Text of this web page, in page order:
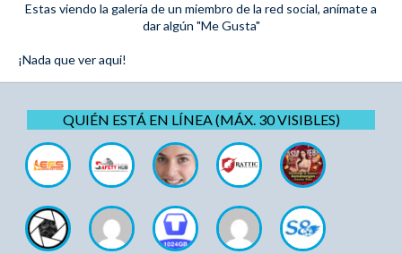
Estas viendo la galería de un miembro de la red social, anímate a
dar algún "Me Gusta"
¡Nada que ver aqui!
QUIÉN ESTÁ EN LÍNEA (MÁX. 30 VISIBLES)